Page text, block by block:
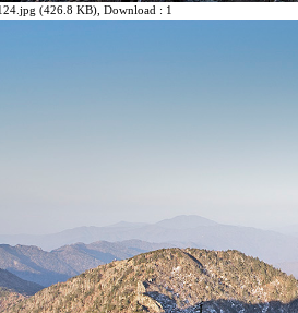
(426.8 KB), Download : 1